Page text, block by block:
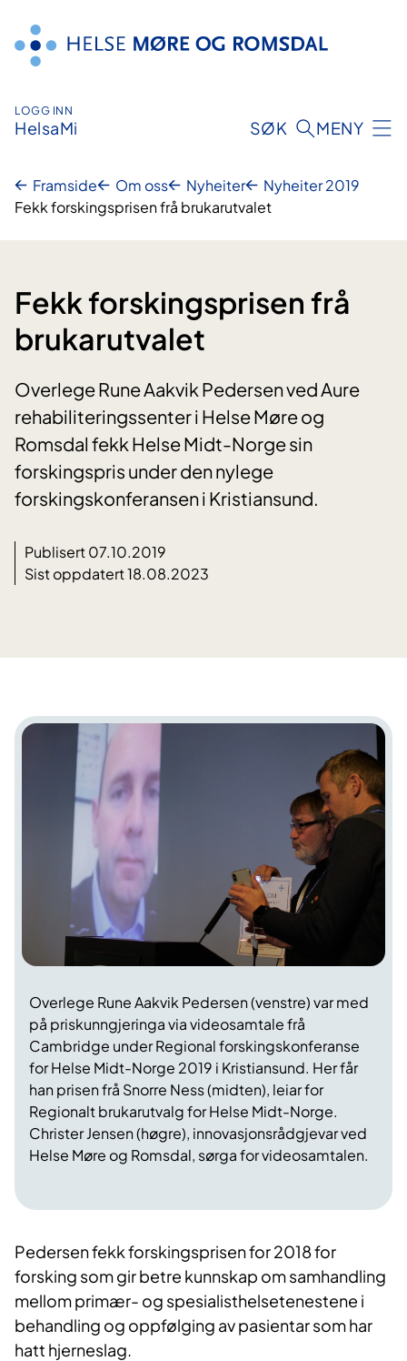
innhald
LOGG INN
HelsaMi SØK MENY
Framside Om oss Nyheiter
Nyheiter 2019
Fekk forskingsprisen frå brukarutvalet
Fekk forskingsprisen frå
brukarutvalet
Overlege Rune Aakvik Pedersen ved Aure
rehabiliteringssenter i Helse Møre og
Romsdal fekk Helse Midt-Norge sin
forskingspris under den nylege
forskingskonferansen i Kristiansund.
Publisert 07.10.2019
Sist oppdatert 18.08.2023
Overlege Rune Aakvik Pedersen (venstre) var med
på priskunngjeringa via videosamtale frå
Cambridge under Regional forskingskonferanse
for Helse Midt-Norge 2019 i Kristiansund. Her får
han prisen frå Snorre Ness (midten), leiar for
Regionalt brukarutvalg for Helse Midt-Norge.
Christer Jensen (høgre), innovasjonsrådgjevar ved
Helse Møre og Romsdal, sørga for videosamtalen.
Pedersen fekk forskingsprisen for 2018 for
forsking som gir betre kunnskap om samhandling
mellom primær- og spesialisthelsetenestene i
behandling og oppfølging av pasientar som har
hatt hjerneslag.